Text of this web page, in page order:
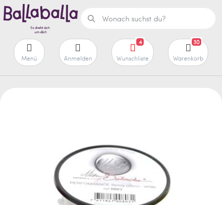
Menü Anmelden
4
Wunschliste
30
Warenkorb